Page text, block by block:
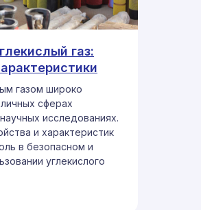
газ:
газом широко
сферах
исследованиях.
и характеристик
в безопасном и
углекислого